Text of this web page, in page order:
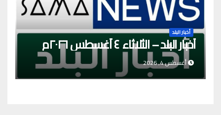
أخبار البلد
أخبار البلد – الثلاثاء ٤ أغسطس ٢٠٢٦م
أغسطس 4, 2026